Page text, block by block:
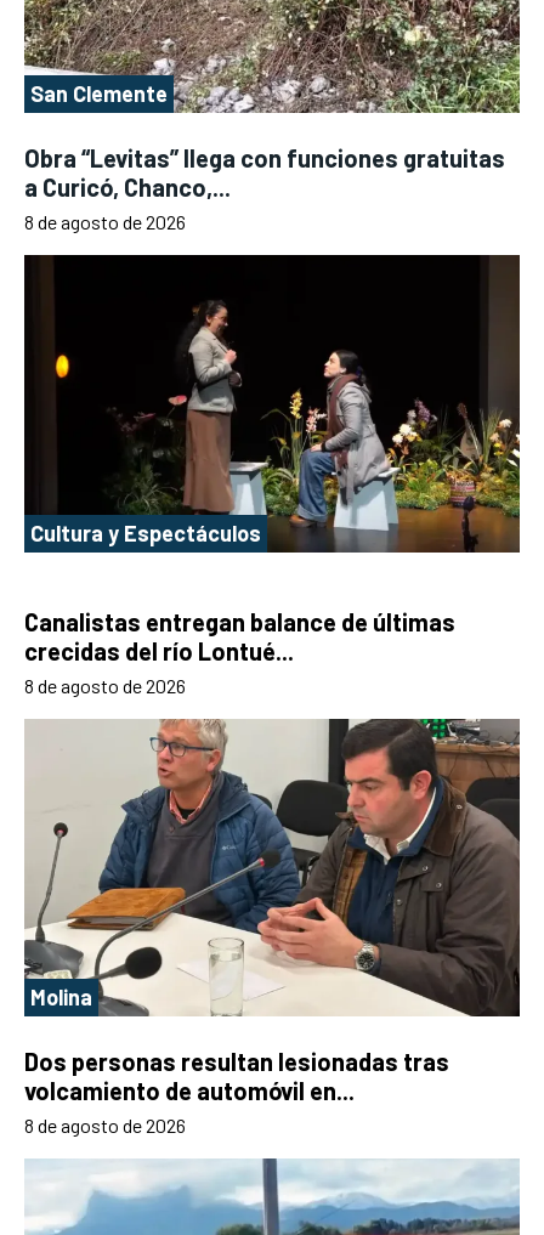
San Clemente
Obra “Levitas” llega con funciones gratuitas
a Curicó, Chanco,...
8 de agosto de 2026
Cultura y Espectáculos
Canalistas entregan balance de últimas
crecidas del río Lontué...
8 de agosto de 2026
Molina
Dos personas resultan lesionadas tras
volcamiento de automóvil en...
8 de agosto de 2026